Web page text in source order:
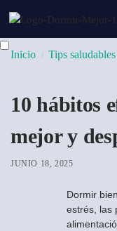
Inicio / Tips saludables
10 hábitos
mejor y
JUNIO 18, 2025
Dormir
estrés, las